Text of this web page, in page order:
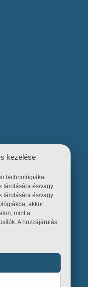
kezelése
technológiákat
tárolására és/vagy
tárolására és/vagy
akkor
mint a
A hozzájárulás